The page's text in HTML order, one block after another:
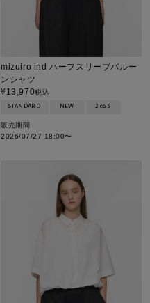
mizuiro ind ハーフスリーブバルー
ンシャツ
¥13,970税込
STANDARD NEW 26SS
販売期間
2026/07/27 18:00〜